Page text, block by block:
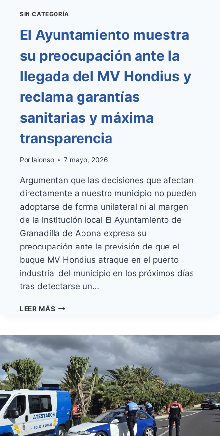
SIN CATEGORÍA
El Ayuntamiento muestra
su preocupación ante la
llegada del MV Hondius y
reclama garantías
sanitarias y máxima
transparencia
Por lalonso 7 mayo, 2026
Argumentan que las decisiones que afectan
directamente a nuestro municipio no pueden
adoptarse de forma unilateral ni al margen
de la institución local El Ayuntamiento de
Granadilla de Abona expresa su
preocupación ante la previsión de que el
buque MV Hondius atraque en el puerto
industrial del municipio en los próximos días
tras detectarse un…
LEER MÁS
SU
PREOCUPACIÓN
ANTE
LA
LLEGADA
DEL
MV
HONDIUS
Y
RECLAMA